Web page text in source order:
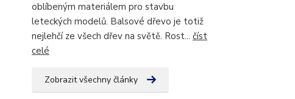
oblíbeným materiálem pro stavbu
leteckých modelů. Balsové dřevo je totiž
nejlehčí ze všech dřev na světě. Rost... číst
celé
Zobrazit všechny články